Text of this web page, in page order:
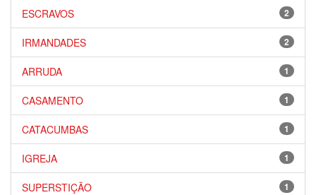
2
ESCRAVOS
2
IRMANDADES
1
ARRUDA
1
CASAMENTO
1
CATACUMBAS
1
IGREJA
1
SUPERSTIÇÃO